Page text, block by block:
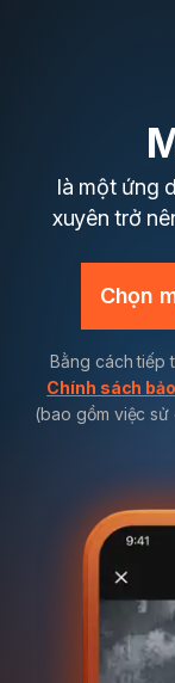
là một ứng
xuyên trở
Chọn
Bằng cách tiếp
Chính sách
(bao gồm việc